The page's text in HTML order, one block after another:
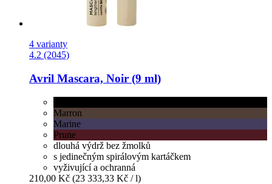
4 varianty
4.2 (2045)
Avril Mascara, Noir (9 ml)
Marron
Marine
Prune
dlouhá výdrž bez žmolků
s jedinečným spirálovým kartáčkem
vyživující a ochranná
210,00 Kč (23 333,33 Kč / l)